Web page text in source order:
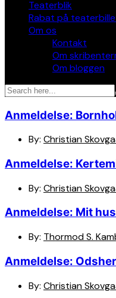
Teaterblik
Rabat på
Om os
Kontakt
Om
Om bloggen
Anmeldelse:
By: Christian
Anmeldelse:
By: Christian
Anmeldelse: Mit
By: Thormod S.
Anmeldelse:
By: Christian